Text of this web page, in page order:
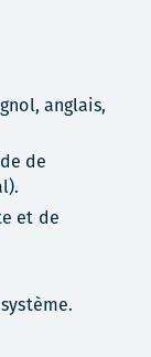
anglais,
de
et de